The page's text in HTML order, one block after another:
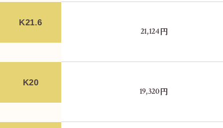
K21.6
21,124円
K20
19,320円